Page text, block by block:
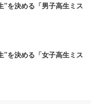
”を決める「男子高生ミス
”を決める「女子高生ミス